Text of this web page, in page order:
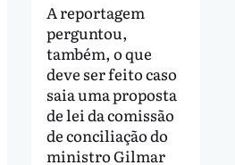
A reportagem
perguntou,
também, o que
deve ser feito caso
saia uma proposta
de lei da comissão
de conciliação do
ministro Gilmar